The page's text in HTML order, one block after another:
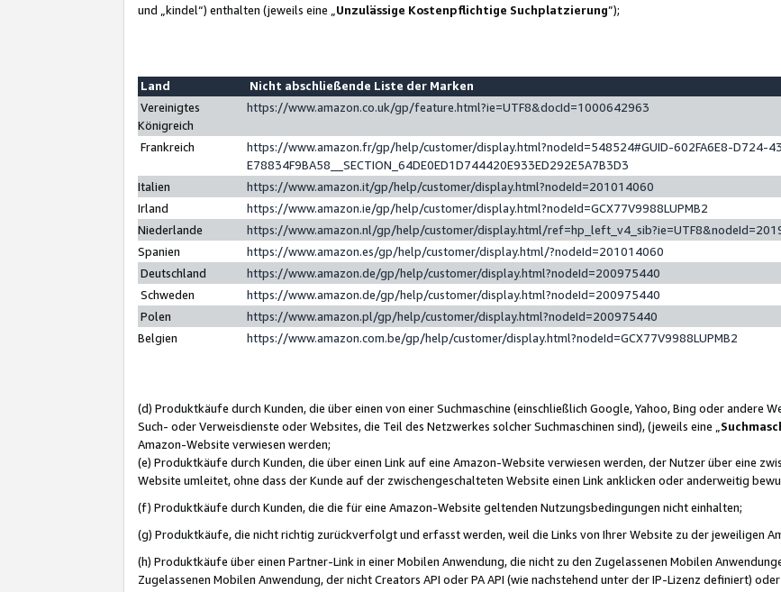
und „kindel“) enthalten (jeweils eine „ Unzulässige Kostenpflichtige Suchplatzierung”);
Land
Nicht abschließende Liste der Marken
Vereinigtes
Königreich
https://www.amazon.co.uk/gp/feature.html?ie=UTF8&docId=1000642963
Frankreich
https://www.amazon.fr/gp/help/customer/display.html?nodeId=548524#GUID-602FA6E8-D724-
E78834F9BA58__SECTION_64DE0ED1D744420E933ED292E5A7B3D3
Italien
https://www.amazon.it/gp/help/customer/display.html?nodeId=201014060
Irland
https://www.amazon.ie/gp/help/customer/display.html?nodeId=GCX77V9988LUPMB2
Niederlande
https://www.amazon.nl/gp/help/customer/display.html/
Spanien
https://www.amazon.es/gp/help/customer/display.html/?nodeId=201014060
Deutschland
https://www.amazon.de/gp/help/customer/display.html?nodeId=200975440
Schweden
https://www.amazon.de/gp/help/customer/display.html?nodeId=200975440
Polen
https://www.amazon.pl/gp/help/customer/display.html?nodeId=200975440
Belgien
https://www.amazon.com.be/gp/help/customer/display.html?nodeId=GCX77V9988LUPMB2
(d) Produktkäufe durch Kunden, die über einen von einer Suchmaschine (einschließlich Google, Yahoo, Bing oder andere
Such- oder Verweisdienste oder Websites, die Teil des Netzwerkes solcher Suchmaschinen sind), (jeweils eine „
Amazon-Website verwiesen werden;
(e) Produktkäufe durch Kunden, die über einen Link auf eine Amazon-Website verwiesen werden, der Nutzer über eine
Website umleitet, ohne dass der Kunde auf der zwischengeschalteten Website einen Link anklicken oder anderweitig
(f) Produktkäufe durch Kunden, die die für eine Amazon-Website geltenden Nutzungsbedingungen nicht einhalten;
(g) Produktkäufe, die nicht richtig zurückverfolgt und erfasst werden, weil die Links von Ihrer Website zu der jeweiligen
(h) Produktkäufe über einen Partner-Link in einer Mobilen Anwendung, die nicht zu den Zugelassenen Mobilen
Zugelassenen Mobilen Anwendung, der nicht Creators API oder PA API (wie nachstehend unter der IP-Lizenz definiert)